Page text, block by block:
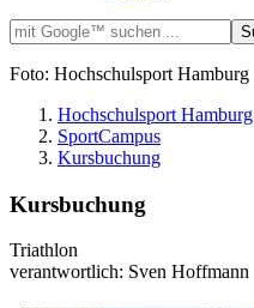
Foto: Hochschulsport Hamburg
Hochschulsport Hamburg
SportCampus
Kursbuchung
Kursbuchung
Triathlon
verantwortlich: Sven Hoffmann